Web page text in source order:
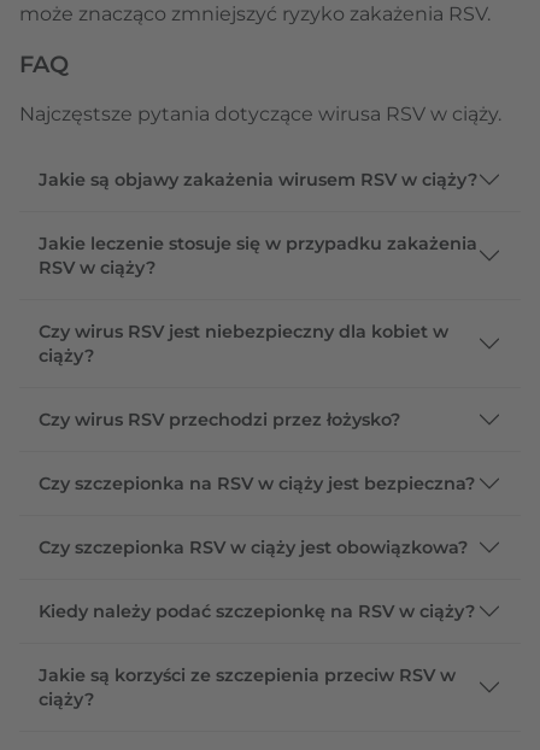
może znacząco zmniejszyć ryzyko zakażenia RSV.
FAQ
Najczęstsze pytania dotyczące wirusa RSV w ciąży.
Jakie są objawy zakażenia wirusem RSV w ciąży?
Jakie leczenie stosuje się w przypadku zakażenia
RSV w ciąży?
Czy wirus RSV jest niebezpieczny dla kobiet w
ciąży?
Czy wirus RSV przechodzi przez łożysko?
Czy szczepionka na RSV w ciąży jest bezpieczna?
Czy szczepionka RSV w ciąży jest obowiązkowa?
Kiedy należy podać szczepionkę na RSV w ciąży?
Jakie są korzyści ze szczepienia przeciw RSV w
ciąży?